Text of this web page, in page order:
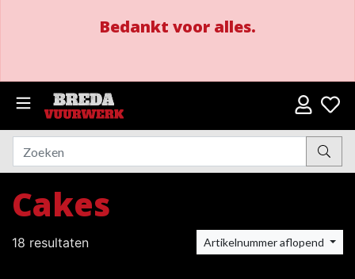
Bedankt voor alles.
Cakes
18 resultaten Artikelnummer aflopend